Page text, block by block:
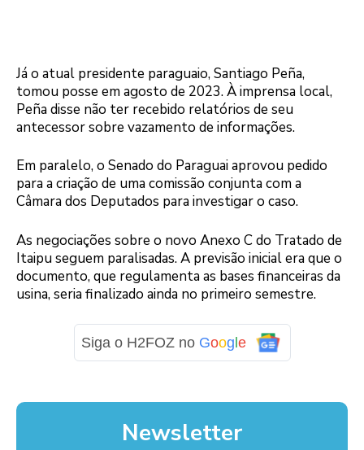
Já o atual presidente paraguaio, Santiago Peña,
tomou posse em agosto de 2023. À imprensa local,
Peña disse não ter recebido relatórios de seu
antecessor sobre vazamento de informações.
Em paralelo, o Senado do Paraguai aprovou pedido
para a criação de uma comissão conjunta com a
Câmara dos Deputados para investigar o caso.
As negociações sobre o novo Anexo C do Tratado de
Itaipu seguem paralisadas. A previsão inicial era que o
documento, que regulamenta as bases financeiras da
usina, seria finalizado ainda no primeiro semestre.
Siga o H2FOZ no Goog e
Newsletter